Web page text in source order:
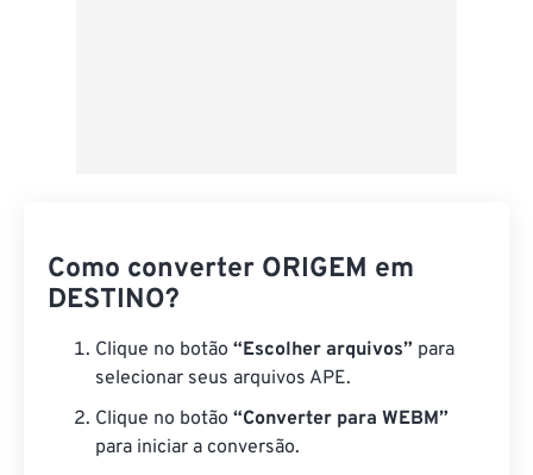
Como converter ORIGEM em
DESTINO?
Clique no botão “Escolher arquivos” para
selecionar seus arquivos APE.
Clique no botão “Converter para WEBM”
para iniciar a conversão.